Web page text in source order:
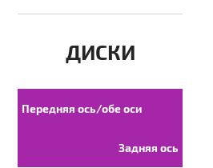
ДИСКИ
Передняя ось/обе оси
Задняя ось